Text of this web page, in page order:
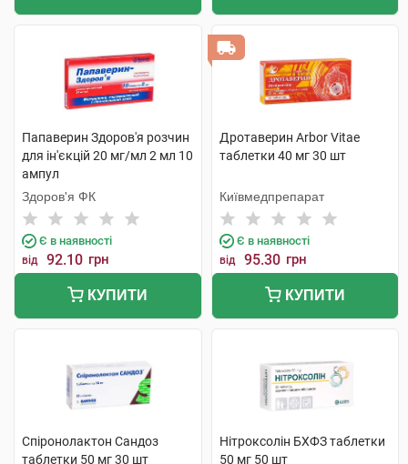
Папаверин Здоров'я розчин
для ін'єкцій 20 мг/мл 2 мл 10
ампул
Здоров'я ФК
Є в наявності
від 92.10 грн
КУПИТИ
Дротаверин Arbor Vitae
таблетки 40 мг 30 шт
Київмедпрепарат
Є в наявності
від 95.30 грн
КУПИТИ
Спіронолактон Сандоз
таблетки 50 мг 30 шт
Нітроксолін БХФЗ таблетки
50 мг 50 шт